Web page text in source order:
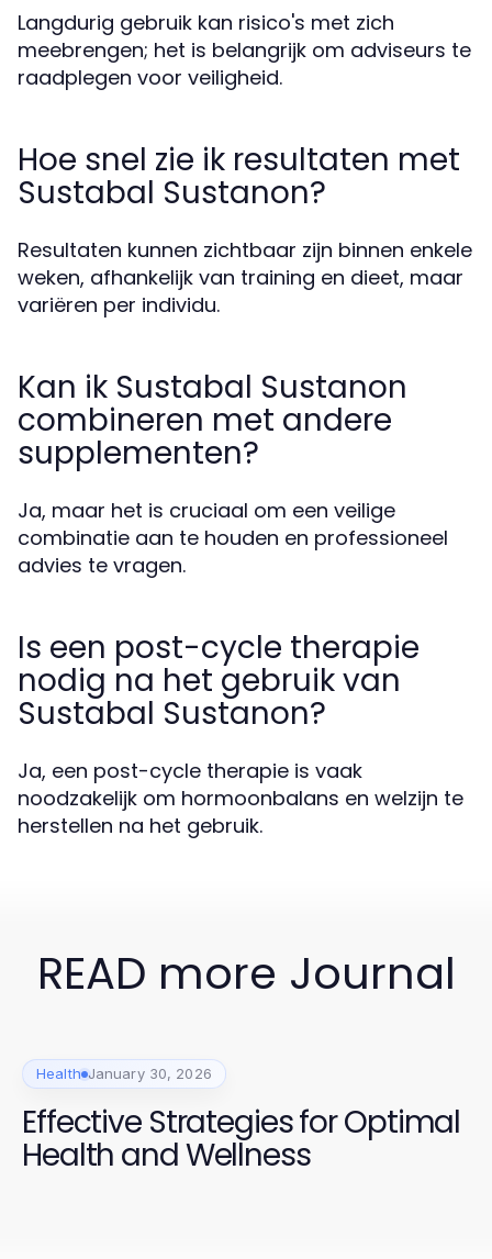
Langdurig gebruik kan risico's met zich
meebrengen; het is belangrijk om adviseurs te
raadplegen voor veiligheid.
Hoe snel zie ik resultaten met
Sustabal Sustanon?
Resultaten kunnen zichtbaar zijn binnen enkele
weken, afhankelijk van training en dieet, maar
variëren per individu.
Kan ik Sustabal Sustanon
combineren met andere
supplementen?
Ja, maar het is cruciaal om een veilige
combinatie aan te houden en professioneel
advies te vragen.
Is een post-cycle therapie
nodig na het gebruik van
Sustabal Sustanon?
Ja, een post-cycle therapie is vaak
noodzakelijk om hormoonbalans en welzijn te
herstellen na het gebruik.
READ more Journal
Health January 30, 2026
Effective Strategies for Optimal
Health and Wellness